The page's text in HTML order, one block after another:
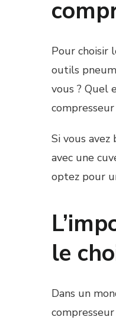
Pour choisir
outils
vous ? Quel
Si vous
avec une
optez pour
le
Dans un